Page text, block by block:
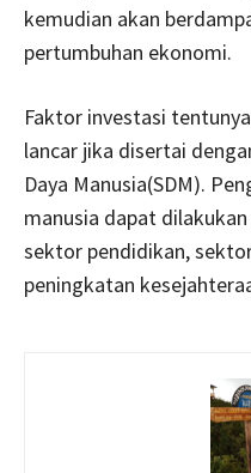
kemudian akan
pertumbuhan ekonomi.
Faktor investasi
lancar jika disertai
Daya Manusia(SDM).
manusia dapat
sektor pendidikan,
peningkatan